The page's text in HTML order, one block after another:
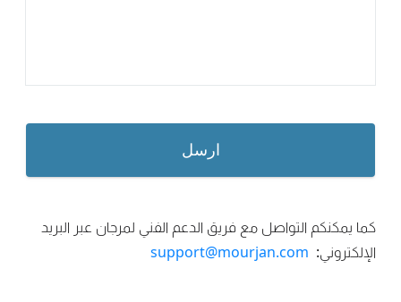
ارسل
كما يمكنكم التواصل مع فريق الدعم الفني لمرجان عبر البريد
الإلكتروني: